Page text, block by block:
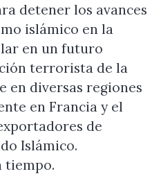
detener los avances
islámico en la
en un futuro
terrorista de la
en diversas regiones
en Francia y el
de
Islámico.
tiempo.